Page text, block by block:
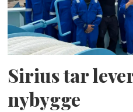
Sirius tar
nybygge